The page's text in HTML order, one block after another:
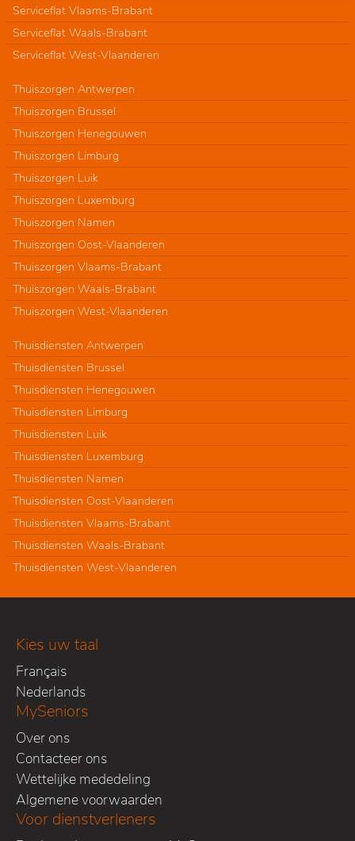
Serviceflat Vlaams-Brabant
Serviceflat Waals-Brabant
Serviceflat West-Vlaanderen
Thuiszorgen Antwerpen
Thuiszorgen Brussel
Thuiszorgen Henegouwen
Thuiszorgen Limburg
Thuiszorgen Luik
Thuiszorgen Luxemburg
Thuiszorgen Namen
Thuiszorgen Oost-Vlaanderen
Thuiszorgen Vlaams-Brabant
Thuiszorgen Waals-Brabant
Thuiszorgen West-Vlaanderen
Thuisdiensten Antwerpen
Thuisdiensten Brussel
Thuisdiensten Henegouwen
Thuisdiensten Limburg
Thuisdiensten Luik
Thuisdiensten Luxemburg
Thuisdiensten Namen
Thuisdiensten Oost-Vlaanderen
Thuisdiensten Vlaams-Brabant
Thuisdiensten Waals-Brabant
Thuisdiensten West-Vlaanderen
Kies uw taal
Français
Nederlands
MySeniors
Over ons
Contacteer ons
Wettelijke mededeling
Algemene voorwaarden
Voor dienstverleners